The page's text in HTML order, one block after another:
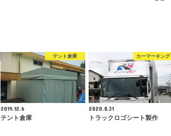
テント倉庫
2019.12.6
テント倉庫
カーマーキング
2020.8.31
トラックロゴシート製作